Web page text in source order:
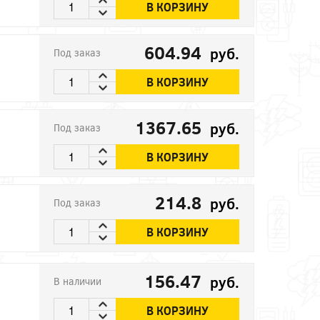
В КОРЗИНУ
Под заказ 604.94 руб.
В КОРЗИНУ
Под заказ 1367.65 руб.
В КОРЗИНУ
Под заказ 214.8 руб.
В КОРЗИНУ
В наличии 156.47 руб.
В КОРЗИНУ